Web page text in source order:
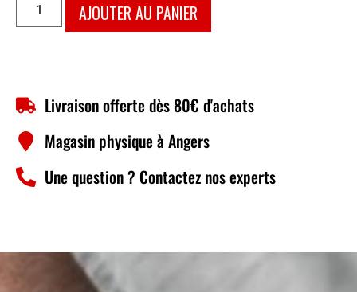
AJOUTER AU PANIER
Livraison offerte dès 80€ d'achats
Magasin physique à Angers
Une question ? Contactez nos experts